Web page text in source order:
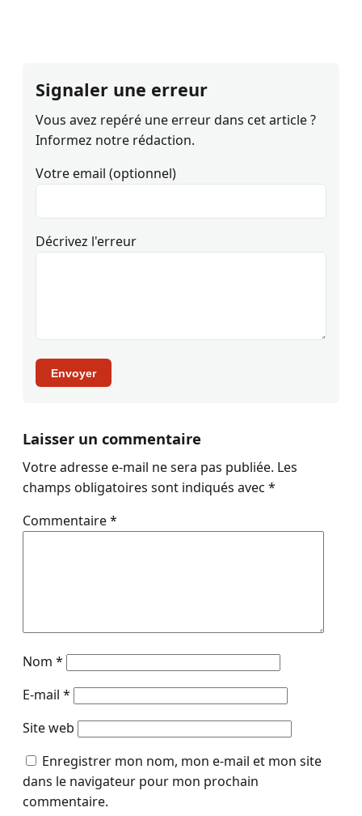
Signaler une erreur
Vous avez repéré une erreur dans cet article ?
Informez notre rédaction.
Votre email (optionnel)
Décrivez l'erreur
Envoyer
Laisser un commentaire
Votre adresse e-mail ne sera pas publiée. Les
champs obligatoires sont indiqués avec *
Commentaire*
Nom *
E-mail *
Site web
Enregistrer mon nom, mon e-mail et mon site
dans le navigateur pour mon prochain
commentaire.